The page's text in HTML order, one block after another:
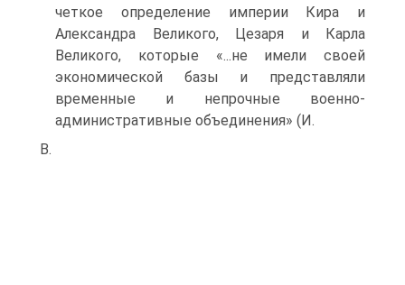
четкое определение империи Кира и
Александра Велико­го, Цезаря и Карла
Великого, которые «...не имели своей
экономической ба­зы и представляли
временные и непрочные военно-
административные объ­единения» (И.
В.